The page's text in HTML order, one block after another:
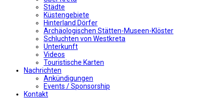
Städte
Küstengebiete
Hinterland Dörfer
Archäologischen Stätten-Museen-Klöster
Schluchten von Westkreta
Unterkunft
Videos
Touristische Karten
Nachrichten
Ankündigungen
Events / Sponsorship
Kontakt